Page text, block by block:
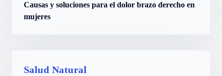
Causas y soluciones para el dolor brazo derecho en
mujeres
Salud Natural